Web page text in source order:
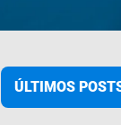
ÚLTIMOS